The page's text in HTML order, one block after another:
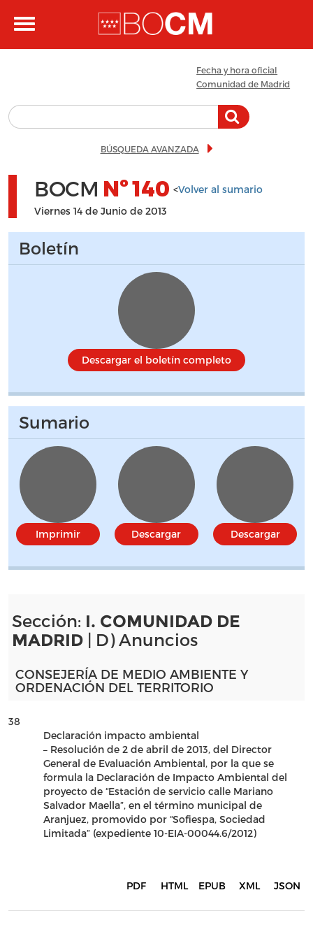
Toggle
Fecha y hora oficial
Comunidad de Madrid
BÚSQUEDA AVANZADA
BOCM Nº140 <Volver al sumario
Viernes 14 de Junio de 2013
Boletín
Descargar el boletín completo
Sumario
Imprimir Descargar Descargar
Sección: I. COMUNIDAD DE
MADRID| D) Anuncios
CONSEJERÍA DE MEDIO AMBIENTE Y
ORDENACIÓN DEL TERRITORIO
38
Declaración impacto ambiental
– Resolución de 2 de abril de 2013, del Director
General de Evaluación Ambiental, por la que se
formula la Declaración de Impacto Ambiental del
proyecto de “Estación de servicio calle Mariano
Salvador Maella”, en el término municipal de
Aranjuez, promovido por “Sofiespa, Sociedad
Limitada” (expediente 10-EIA-00044.6/2012)
PDF HTML EPUB XML JSON